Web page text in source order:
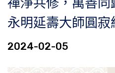
永明延壽大師圓寂
2024-02-05